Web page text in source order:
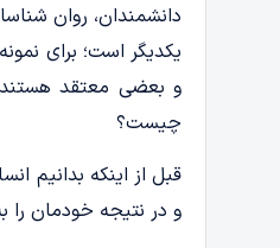
دانشمندان، روان­
یکدیگر است؛ برای
و بعضی معتقد هستند
چیست؟
قبل از اینکه بدانیم
و در نتیجه خودمان را